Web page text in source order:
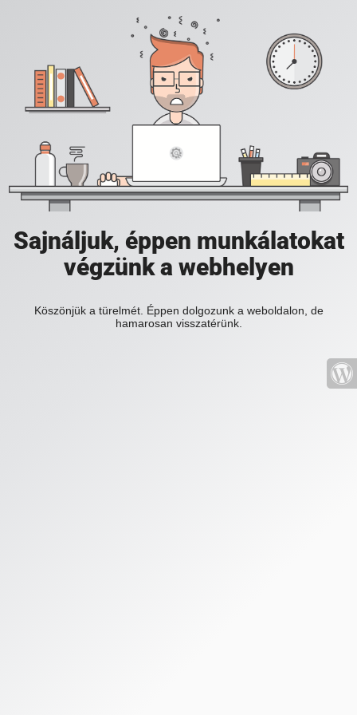
Sajnáljuk, éppen munkálatokat
végzünk a webhelyen
Köszönjük a türelmét. Éppen dolgozunk a weboldalon, de
hamarosan visszatérünk.